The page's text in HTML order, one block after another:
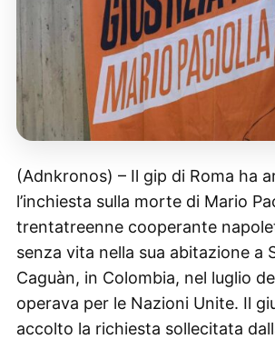
(Adnkronos) – Il gip di Roma ha
l’inchiesta sulla morte di Mario
trentatreenne cooperante
senza vita nella sua abitazione a
Caguàn, in Colombia, nel luglio
operava per le Nazioni Unite. Il
accolto la richiesta sollecitata